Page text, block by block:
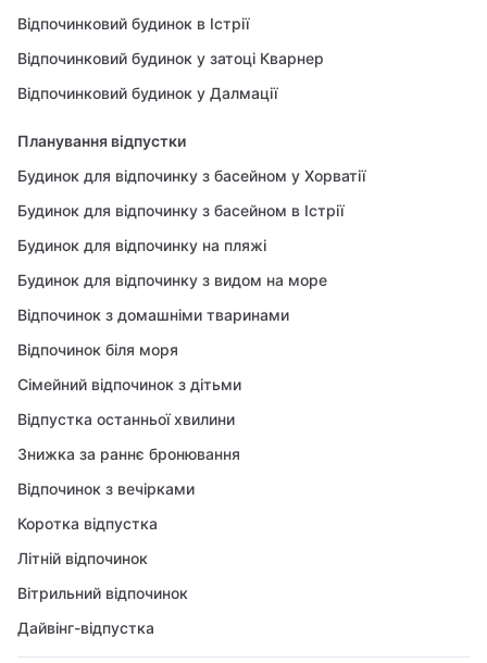
Відпочинковий будинок в Істрії
Відпочинковий будинок у затоці Кварнер
Відпочинковий будинок у Далмації
Планування відпустки
Будинок для відпочинку з басейном у Хорватії
Будинок для відпочинку з басейном в Істрії
Будинок для відпочинку на пляжі
Будинок для відпочинку з видом на море
Відпочинок з домашніми тваринами
Відпочинок біля моря
Сімейний відпочинок з дітьми
Відпустка останньої хвилини
Знижка за раннє бронювання
Відпочинок з вечірками
Коротка відпустка
Літній відпочинок
Вітрильний відпочинок
Дайвінг-відпустка